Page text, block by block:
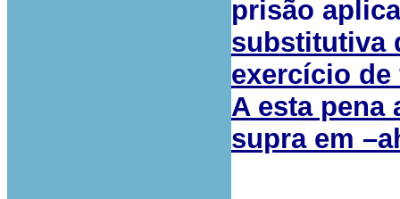
prisão
substitutiva
exercício de
A esta pena
supra em